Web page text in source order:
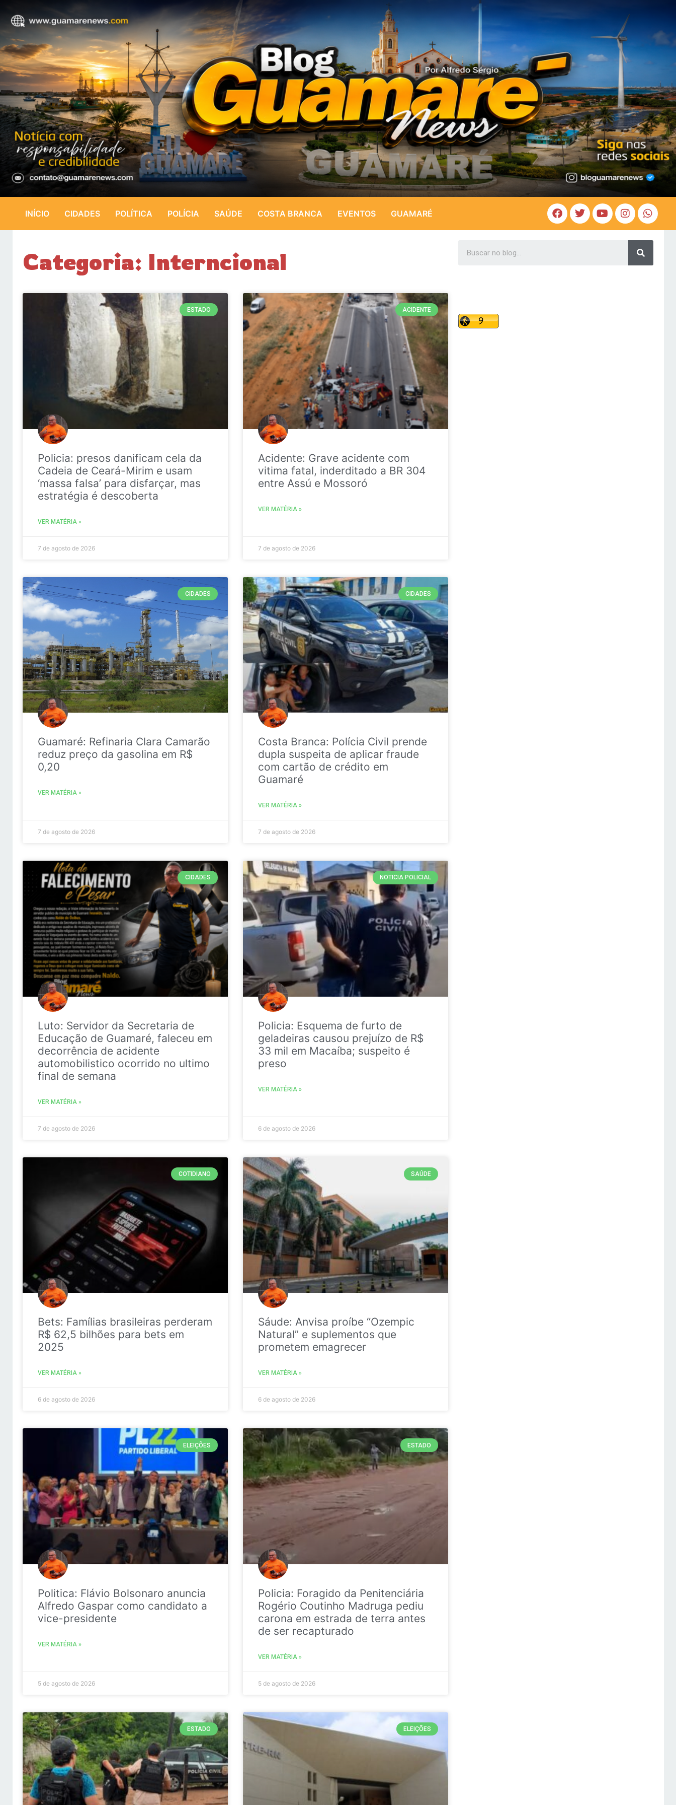
INÍCIO CIDADES POLÍTICA POLÍCIA SAÚDE COSTA BRANCA EVENTOS GUAMARÉ
Categoria: Interncional
ESTADO
Policia: presos danificam cela da
Cadeia de Ceará-Mirim e usam
‘massa falsa’ para disfarçar, mas
estratégia é descoberta
VER MATÉRIA »
7 de agosto de 2026
ACIDENTE
Acidente: Grave acidente com
vitima fatal, inderditado a BR 304
entre Assú e Mossoró
VER MATÉRIA »
7 de agosto de 2026
CIDADES
Guamaré: Refinaria Clara Camarão
reduz preço da gasolina em R$
0,20
VER MATÉRIA »
7 de agosto de 2026
CIDADES
Costa Branca: Polícia Civil prende
dupla suspeita de aplicar fraude
com cartão de crédito em
Guamaré
VER MATÉRIA »
7 de agosto de 2026
CIDADES
Luto: Servidor da Secretaria de
Educação de Guamaré, faleceu em
decorrência de acidente
automobilistico ocorrido no ultimo
final de semana
VER MATÉRIA »
7 de agosto de 2026
NOTICIA POLICIAL
Policia: Esquema de furto de
geladeiras causou prejuízo de R$
33 mil em Macaíba; suspeito é
preso
VER MATÉRIA »
6 de agosto de 2026
COTIDIANO
Bets: Famílias brasileiras perderam
R$ 62,5 bilhões para bets em
2025
VER MATÉRIA »
6 de agosto de 2026
SAÚDE
Sáude: Anvisa proíbe “Ozempic
Natural” e suplementos que
prometem emagrecer
VER MATÉRIA »
6 de agosto de 2026
ELEIÇÕES
Politica: Flávio Bolsonaro anuncia
Alfredo Gaspar como candidato a
vice-presidente
VER MATÉRIA »
5 de agosto de 2026
ESTADO
Policia: Foragido da Penitenciária
Rogério Coutinho Madruga pediu
carona em estrada de terra antes
de ser recapturado
VER MATÉRIA »
5 de agosto de 2026
ESTADO ELEIÇÕES